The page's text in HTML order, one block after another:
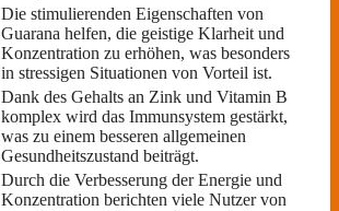
Die stimulierenden Eigenschaften von
Guarana helfen, die geistige Klarheit und
Konzentration zu erhöhen, was besonders
in stressigen Situationen von Vorteil ist.
Dank des Gehalts an Zink und Vitamin B
komplex wird das Immunsystem gestärkt,
was zu einem besseren allgemeinen
Gesundheitszustand beiträgt.
Durch die Verbesserung der Energie und
Konzentration berichten viele Nutzer von